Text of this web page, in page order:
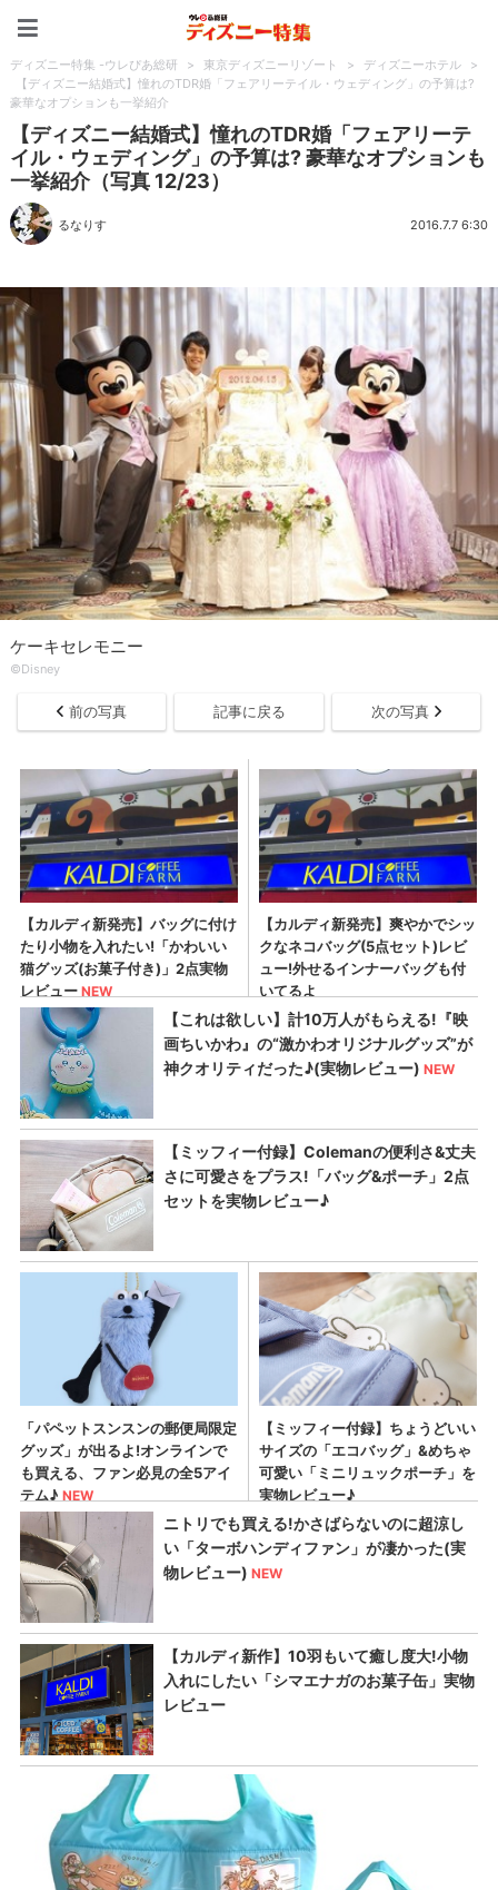
ディズニー特集 -ウレぴあ総研 > 東京ディズニーリゾート > ディズニーホテル
>
【ディズニー結婚式】憧れのTDR婚「フェアリーテイル・ウェディング」の予算は?
豪華なオプションも一挙紹介
【ディズニー結婚式】憧れのTDR婚「フェアリーテ
イル・ウェディング」の予算は? 豪華なオプションも
一挙紹介（写真 12/23）
るなりす 2016.7.7 6:30
ケーキセレモニー
©Disney
前の写真 記事に戻る 次の写真